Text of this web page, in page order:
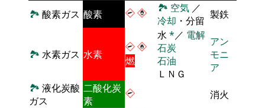
🏞 酸素ガス 酸素 🏞 空気 ／
冷却 ・分留 製鉄
🏞 水素ガス 水素 燃
水 *／ 電解
石炭
石油
ＬＮＧ
アン
モニ
ア
🏞 液化炭酸
ガス
二酸化炭
素
消火